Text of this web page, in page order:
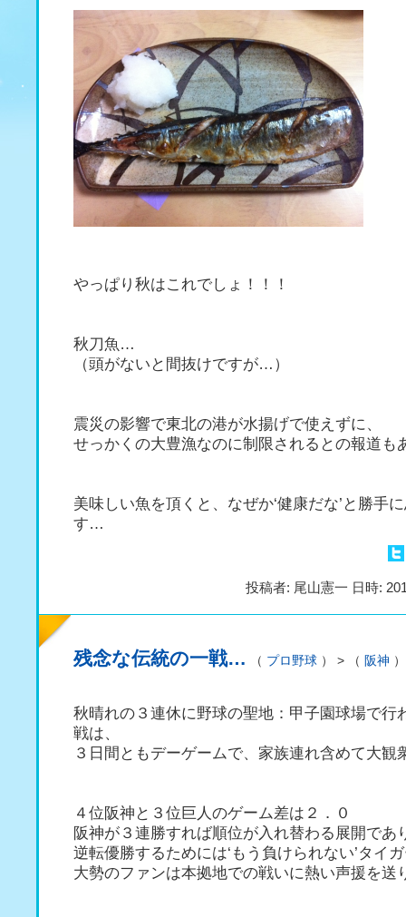
やっぱり秋はこれでしょ！！！
秋刀魚…
（頭がないと間抜けですが…）
震災の影響で東北の港が水揚げで使えずに、
せっかくの大豊漁なのに制限されるとの報道も
美味しい魚を頂くと、なぜか‘健康だな’と勝手
す…
投稿者: 尾山憲一 日時:
残念な伝統の一戦… （ プロ野球 ） > （ 阪神
秋晴れの３連休に野球の聖地：甲子園球場で行
戦は、
３日間ともデーゲームで、家族連れ含めて大観
４位阪神と３位巨人のゲーム差は２．０
阪神が３連勝すれば順位が入れ替わる展開であ
逆転優勝するためには‘もう負けられない’タイ
大勢のファンは本拠地での戦いに熱い声援を送